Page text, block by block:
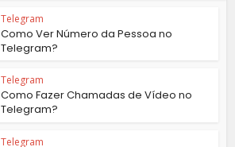
Telegram
Como Ver Número da Pessoa no
Telegram?
Telegram
Como Fazer Chamadas de Vídeo no
Telegram?
Telegram